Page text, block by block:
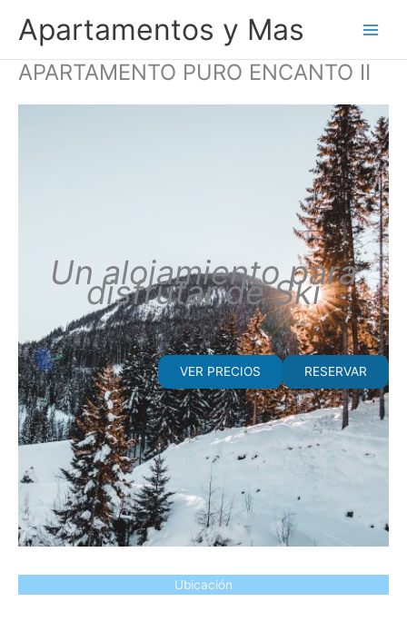
contenido
Apartamentos y Mas
APARTAMENTO PURO ENCANTO II
Un alojamiento para
disfrutar de Ski
VER PRECIOS RESERVAR
Ubicación